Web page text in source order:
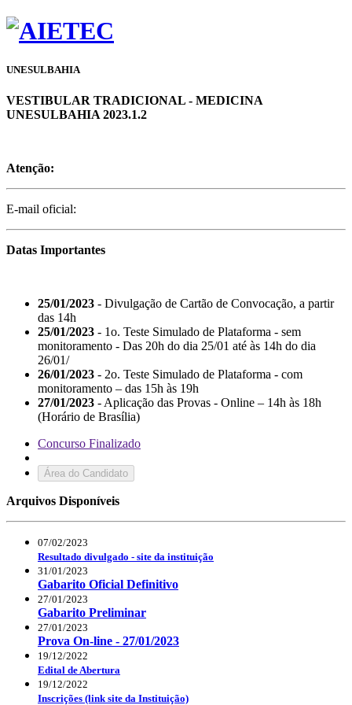
UNESULBAHIA
VESTIBULAR TRADICIONAL - MEDICINA
UNESULBAHIA 2023.1.2
Atenção:
E-mail oficial:
Datas Importantes
25/01/2023 - Divulgação de Cartão de Convocação, a partir
das 14h
25/01/2023 - 1o. Teste Simulado de Plataforma - sem
monitoramento - Das 20h do dia 25/01 até às 14h do dia
26/01/
26/01/2023 - 2o. Teste Simulado de Plataforma - com
monitoramento – das 15h às 19h
27/01/2023 - Aplicação das Provas - Online – 14h às 18h
(Horário de Brasília)
Concurso Finalizado
Área do Candidato
Arquivos Disponíveis
07/02/2023
Resultado divulgado - site da instituição
31/01/2023
Gabarito Oficial Definitivo
27/01/2023
Gabarito Preliminar
27/01/2023
Prova On-line - 27/01/2023
19/12/2022
Edital de Abertura
19/12/2022
Inscrições (link site da Instituição)